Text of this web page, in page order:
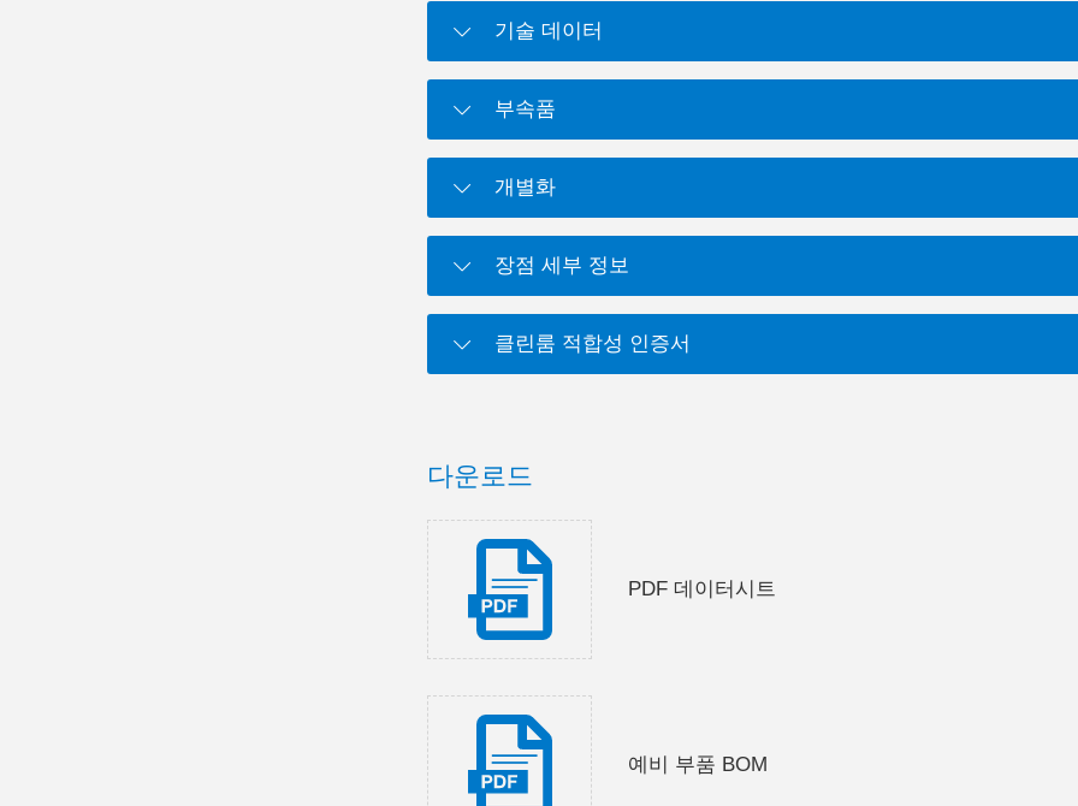
기술 데이터
부속품
개별화
장점 세부 정보
클린룸 적합성 인증서
다운로드
PDF 데이터시트
예비 부품 BOM